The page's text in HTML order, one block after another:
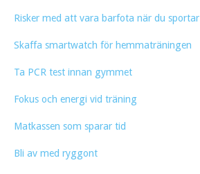
Risker med att vara barfota när du sportar
Skaffa smartwatch för hemmaträningen
Ta PCR test innan gymmet
Fokus och energi vid träning
Matkassen som sparar tid
Bli av med ryggont